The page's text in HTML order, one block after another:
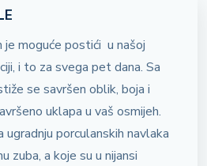
je moguće postići u našoj
i to za svega pet dana. Sa
se savršen oblik, boja i
uklapa u vaš osmijeh.
porculanskih navlaka
zuba, a koje su u nijansi